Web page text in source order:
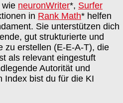
wie neuronWriter*, Surfer
in Rank Math* helfen
Sie unterstützen dich
gut strukturierte und
zu erstellen (E-E-A-T), die
als relevant eingestuft
Autorität und
Index bist du für die KI